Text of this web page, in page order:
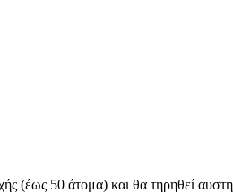
(έως 50 άτομα) και θα τηρηθεί